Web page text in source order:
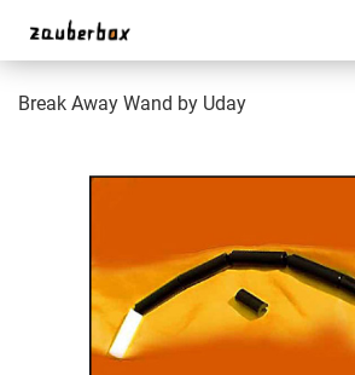
Break Away Wand by Uday